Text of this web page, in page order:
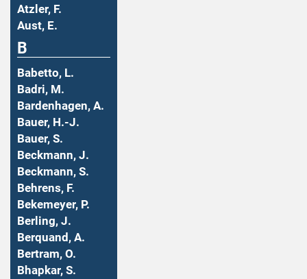
Atzler, F.
Aust, E.
B
Babetto, L.
Badri, M.
Bardenhagen, A.
Bauer, H.-J.
Bauer, S.
Beckmann, J.
Beckmann, S.
Behrens, F.
Bekemeyer, P.
Berling, J.
Berquand, A.
Bertram, O.
Bhapkar, S.